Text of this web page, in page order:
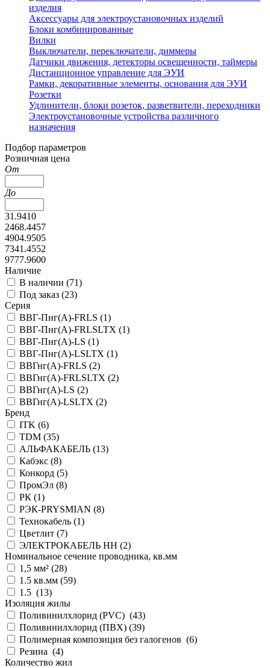
изделия
Аксессуары для электроустановочных изделий
Блоки комбинированные
Вилки
Выключатели, переключатели, диммеры
Датчики движения, детекторы освещенности, таймеры
Дистанционное управление для ЭУИ
Рамки, декоративные элементы, основания для ЭУИ
Розетки
Удлинители, блоки розеток, разветвители, переходники
Электроустановочные устройства различного
назначения
Подбор параметров
Розничная цена
От
До
31.9410
2468.4457
4904.9505
7341.4552
9777.9600
Наличие
В наличии (71)
Под заказ (23)
Серия
ВВГ-Пнг(А)-FRLS (1)
ВВГ-Пнг(А)-FRLSLTX (1)
ВВГ-Пнг(А)-LS (1)
ВВГ-Пнг(А)-LSLTX (1)
ВВГнг(А)-FRLS (2)
ВВГнг(А)-FRLSLTX (2)
ВВГнг(А)-LS (2)
ВВГнг(А)-LSLTX (2)
Бренд
ITK (6)
TDM (35)
АЛЬФАКАБЕЛЬ (13)
Кабэкс (8)
Конкорд (5)
ПромЭл (8)
РК (1)
РЭК-PRYSMIAN (8)
Технокабель (1)
Цветлит (7)
ЭЛЕКТРОКАБЕЛЬ НН (2)
Номинальное сечение проводника, кв.мм
1,5 мм² (28)
1.5 кв.мм (59)
1.5 (13)
Изоляция жилы
Поливинилхлорид (PVC) (43)
Поливинилхлорид (ПВХ) (39)
Полимерная композиция без галогенов (6)
Резина (4)
Количество жил